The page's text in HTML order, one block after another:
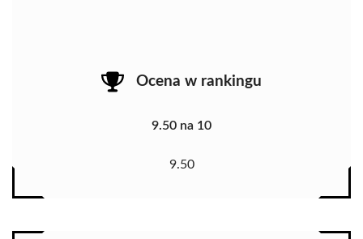
Ocena w rankingu
9.50 na 10
9.50